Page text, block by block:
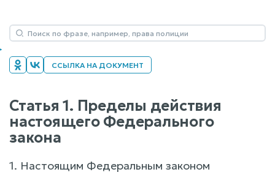
ССЫЛКА НА ДОКУМЕНТ
Статья 1. Пределы действия
настоящего Федерального
закона
1. Настоящим Федеральным законом